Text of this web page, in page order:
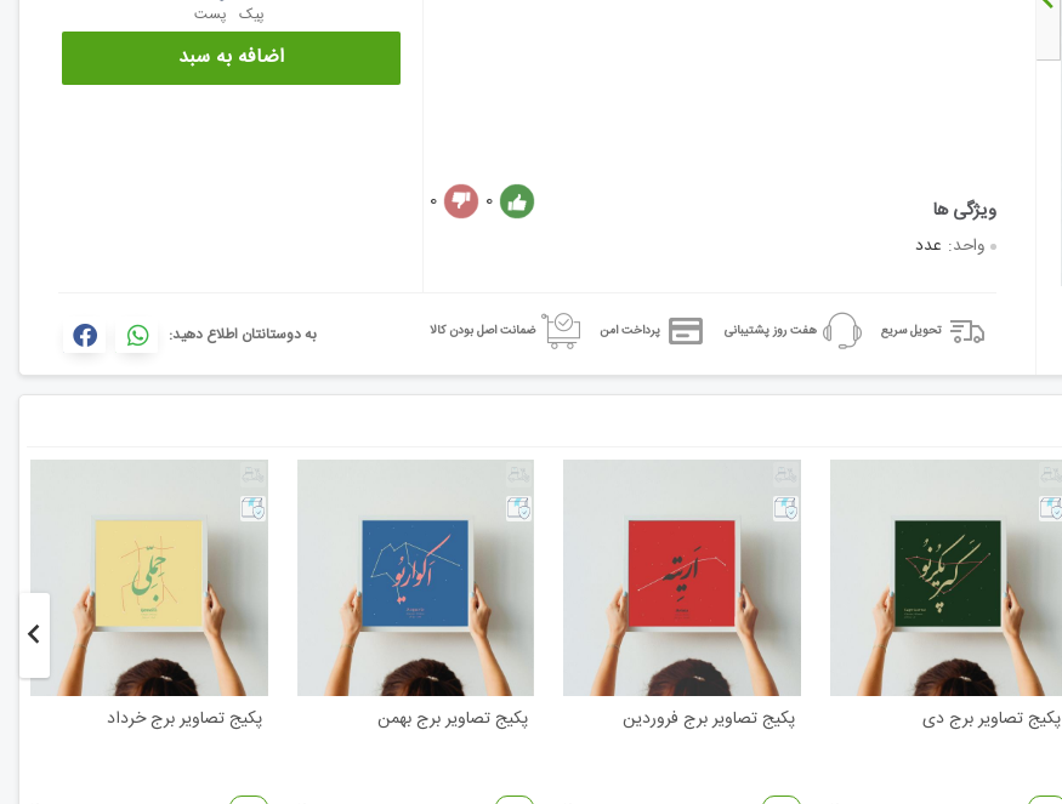
واحد: عدد
0
0
پیک پست
اضافه به سبد
تحویل سریع هفت روز پشتیبانی پرداخت امن ضمانت اصل بودن کالا به دوستانتان اطلاع دهید:
پکیج تصاویر برج دی پکیج تصاویر برج فروردین پکیج تصاویر برج بهمن پکیج تصاویر برج خرداد